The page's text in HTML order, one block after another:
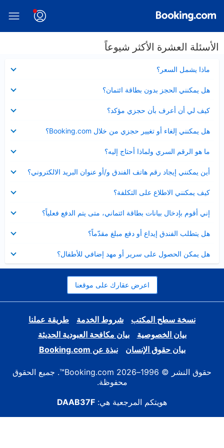
الأسئلة العشرة الأكثر شيوعاً
ماذا يشمل السعر؟
مصغر
هل يمكنني الحجز بدون بطاقة ائتمان؟
مصغر
كيف لي أن أعرف بأن حجزي مؤكد؟
مصغر
هل يمكنني إلغاء أو تغيير حجزي من خلال Booking.com؟
مصغر
ما هو الرقم السري ولماذا أحتاج إليه؟
مصغر
أين يمكنني إيجاد رقم هاتف الفندق و/أو عنوان البريد الالكتروني؟
عرض
مصغر
كيف يمكنني الاطلاع على التكلفة؟
مصغر
إني أقوم بإدخال بيانات بطاقة ائتماني، متى يتم الدفع فعلياً؟
مصغر
هل يتطلب الفندق إيداع أو دفع مبلغ مقدّماً؟
مصغر
هل يمكن الحصول على سرير أو مهد إضافي للأطفال؟
مصغر
اعرض عقارك على موقعنا
نسخة سطح المكتب شروط الخدمة
طريقة عملنا
بيان الخصوصية
بيان مكافحة العبودية الحديثة
بيان حقوق الإنسان
نبذة عن Booking.com
حقوق النشر © 1996–2026 Booking.com™. جميع الحقوق
محفوظة.
هويتكم المرجعية هي: DAAB37F